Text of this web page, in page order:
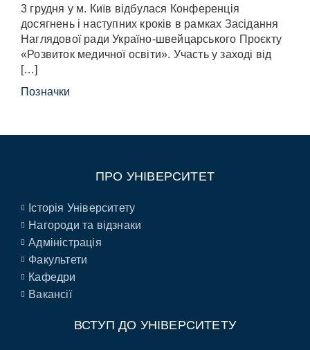
3 грудня у м. Київ відбулася Конференція
досягнень і наступних кроків в рамках Засідання
Наглядової ради Україно-швейцарського Проєкту
«Розвиток медичної освіти». Участь у заході від
[…]
Позначки
ПРО УНІВЕРСИТЕТ
Історія Університету
Нагороди та відзнаки
Адміністрація
Факультети
Кафедри
Вакансії
ВСТУП ДО УНІВЕРСИТЕТУ